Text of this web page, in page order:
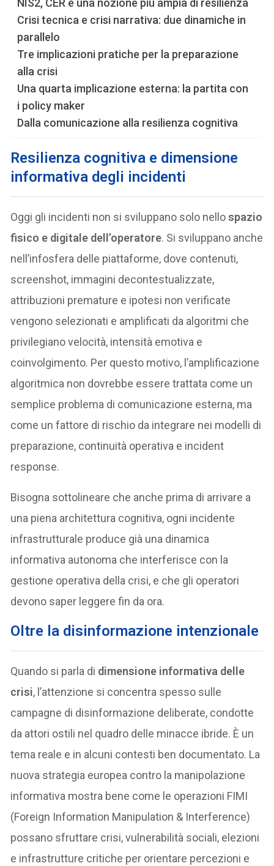
Crisi tecnica e crisi narrativa: due dinamiche in
parallelo
Tre implicazioni pratiche per la preparazione
alla crisi
Una quarta implicazione esterna: la partita con
i policy maker
Dalla comunicazione alla resilienza cognitiva
Resilienza cognitiva e dimensione
informativa degli incidenti
Oggi gli incidenti non si sviluppano solo nellospazio
fisico e digitale dell’operatore. Si sviluppano anche
nell’infosfera delle piattaforme, dove contenuti,
screenshot, immagini decontestualizzate,
attribuzioni premature e ipotesi non verificate
vengono selezionati e amplificati da algoritmi che
privilegiano velocità, intensità emotiva e
coinvolgimento. Per questo motivo, l’amplificazione
algoritmica non dovrebbe essere trattata come un
semplice problema di comunicazione esterna, ma
come un fattore di rischio da integrare nei modelli di
preparazione, continuità operativa e incident
response.
Bisogna sottolineare che anche prima di arrivare a
una piena architettura cognitiva, ogni incidente
infrastrutturale produce già una dinamica
informativa autonoma che interferisce con la
gestione operativa della crisi, e che gli operatori
devono saper leggere fin da ora.
Oltre la disinformazione intenzionale
Quando si parla di dimensione informativa delle
crisi, l’attenzione si concentra spesso sulle
campagne di disinformazione deliberate, condotte
da attori ostili nel quadro delle minacce ibride. È un
tema reale e in alcuni contesti ben documentato. La
nuova strategia europea contro la manipolazione
informativa mostra bene come le operazioni FIMI
(Foreign Information Manipulation & Interference)
possano sfruttare crisi, vulnerabilità sociali, elezioni
e infrastrutture critiche per orientare percezioni e